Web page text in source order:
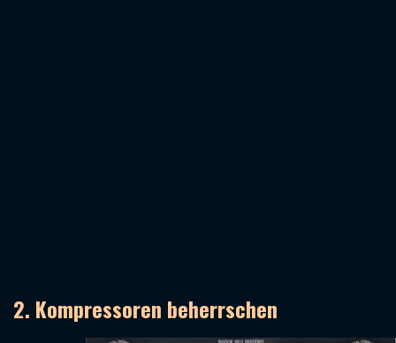
2. Kompressoren beherrschen